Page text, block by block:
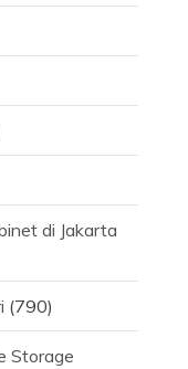
di Jakarta
(790)
Storage